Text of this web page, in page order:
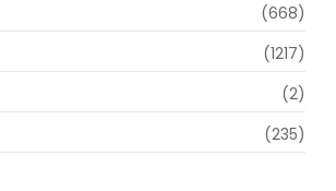
(668)
(1217)
(2)
(235)